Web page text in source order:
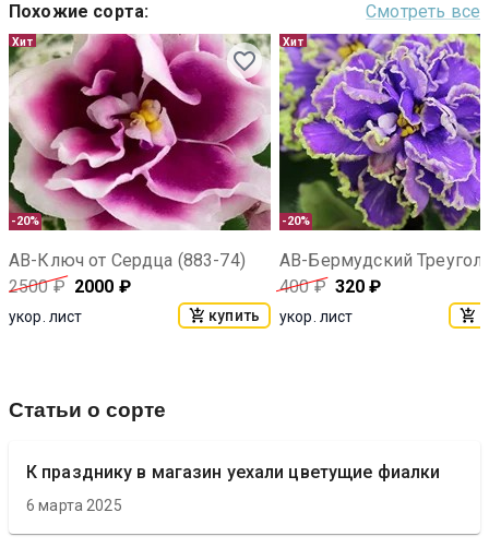
Похожие сорта: Смотреть все
-20%
Хит
АВ-Ключ от Сердца (883-74)
2500₽ 2000 ₽
укор. лист купить
-20%
Хит
АВ-Бермудский
400₽ 320 ₽
укор. лист
Статьи о сорте
К празднику в магазин уехали цветущие фиалки
6 марта 2025